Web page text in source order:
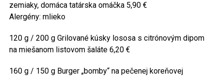
zemiaky, domáca tatárska omáčka 5,90 €
Alergény: mlieko
120 g / 200 g Grilované kúsky lososa s citrónovým dipom
na miešanom listovom šaláte 6,20 €
160 g / 150 g Burger „bomby“ na pečenej koreňovej